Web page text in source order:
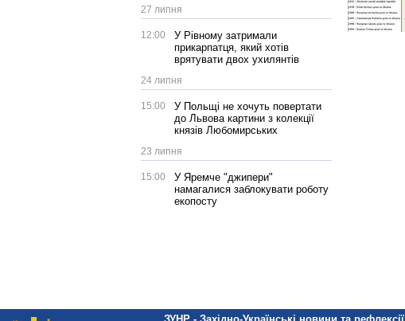
27 липня
12:00
У Рівному затримали
прикарпатця, який хотів
врятувати двох ухилянтів
24 липня
15:00
У Польщі не хочуть повертати
до Львова картини з колекції
князів Любомирських
23 липня
15:00
У Яремче "джипери"
намагалися заблокувати роботу
екопосту